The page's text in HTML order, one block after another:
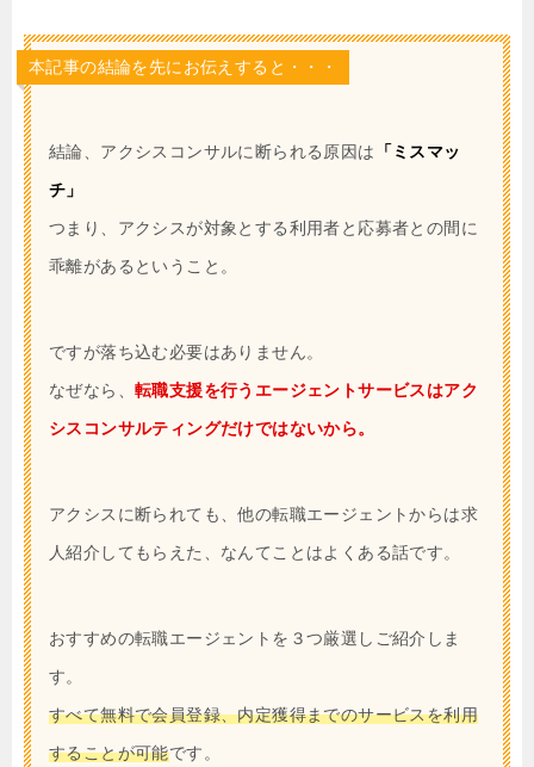
本記事の結論を先にお伝えすると・・・
結論、アクシスコンサルに断られる原因は
「ミスマッ
チ」
つまり、アクシスが対象とする利用者と応募者との間に
乖離があるということ。
ですが落ち込む必要はありません。
なぜなら、 転職支援を行うエージェントサービスはアク
シスコンサルティングだけではないから。
アクシスに断られても、他の転職エージェントからは求
人紹介してもらえた、なんてことはよくある話です。
おすすめの転職エージェントを３つ厳選しご紹介しま
す。
すべて無料で会員登録、内定獲得までのサービスを利用
することが可能です。